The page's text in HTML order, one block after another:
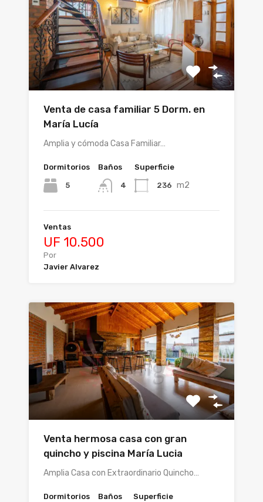
Venta de casa familiar 5 Dorm. en
María Lucía
Amplia y cómoda Casa Familiar…
Dormitorios
5
Baños
4
Superficie
236 m2
Ventas
UF 10.500
Por
Javier Alvarez
Venta hermosa casa con gran
quincho y piscina María Lucia
Amplia Casa con Extraordinario Quincho…
Dormitorios Baños Superficie